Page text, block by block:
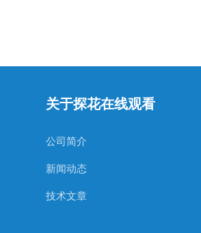
关于探花在线观看
公司简介
新闻动态
技术文章